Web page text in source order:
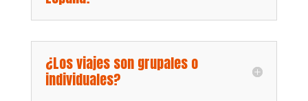
¿Los viajes son grupales o
individuales?